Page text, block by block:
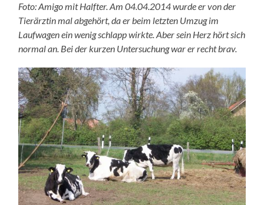
Foto: Amigo mit Halfter. Am 04.04.2014 wurde er von der
Tierärztin mal abgehört, da er beim letzten Umzug im
Laufwagen ein wenig schlapp wirkte. Aber sein Herz hört sich
normal an. Bei der kurzen Untersuchung war er recht brav.